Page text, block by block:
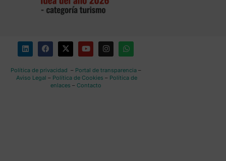
Política de privacidad – Portal de transparencia–
Aviso Legal – Política de Cookies – Política de
enlaces – Contacto